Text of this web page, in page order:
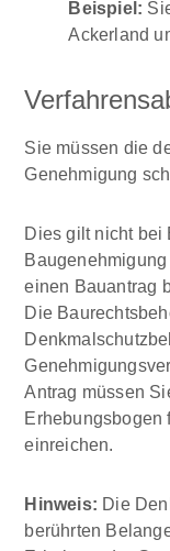
Beispiel:
Ackerland
Sie müssen die
Genehmigung
Dies gilt nicht bei
einen Bauantrag
Die
Antrag müssen
Erhebungsbogen
einreichen.
Hinweis: Die
berührten